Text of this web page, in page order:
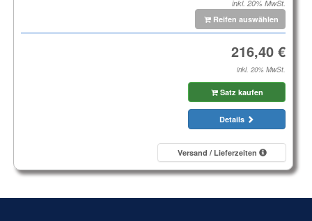
inkl. 20% MwSt.
Reifen auswählen
inkl. 20% MwSt.
Satz kaufen
Details
Versand / Lieferzeiten